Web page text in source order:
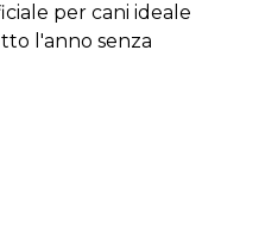
per cani ideale
l'anno senza